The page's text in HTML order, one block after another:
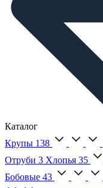
Каталог
Крупы 138
Отруби 3 Хлопья 35
Бобовые 43